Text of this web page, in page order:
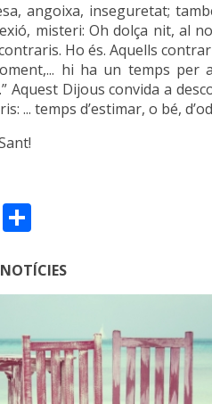
angoixa, inseguretat;
misteri: Oh dolça nit, al
Ho és. Aquells
hi ha un temps per
Aquest Dijous convida a
... temps d’estimar, o bé,
Twitter